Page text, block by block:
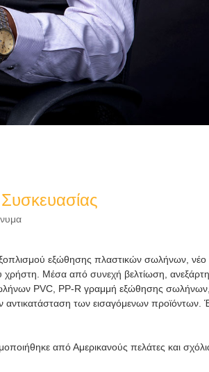
εξώθησης πλαστικών σωλήνων, νέο
χρήστη. Μέσα από συνεχή βελτίωση,
PVC, PP-R γραμμή εξώθησης
των εισαγόμενων προϊόντων.
από Αμερικανούς πελάτες και σχόλια